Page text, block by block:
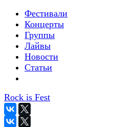
Фестивали
Концерты
Группы
Лайвы
Новости
Статьи
Rock is Fest